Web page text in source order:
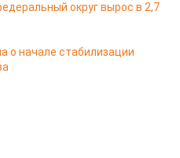
округ вырос в 2,7
о начале стабилизации